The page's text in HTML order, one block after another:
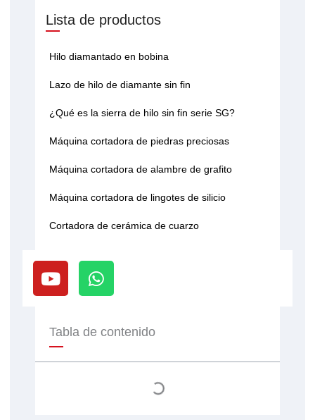
Lista de productos
Hilo diamantado en bobina
Lazo de hilo de diamante sin fin
¿Qué es la sierra de hilo sin fin serie SG?
Máquina cortadora de piedras preciosas
Máquina cortadora de alambre de grafito
Máquina cortadora de lingotes de silicio
Cortadora de cerámica de cuarzo
Y
o
u
u
b
e
W
h
a
s
p
Tabla de contenido